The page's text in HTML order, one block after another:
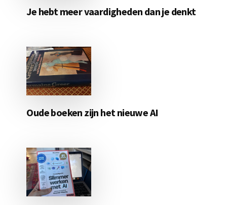
Je hebt meer vaardigheden dan je denkt
Oude boeken zijn het nieuwe AI